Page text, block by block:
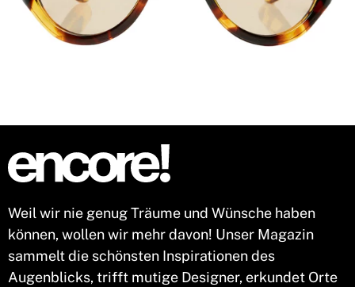
Weil wir nie genug Träume und Wünsche haben
können, wollen wir mehr davon! Unser Magazin
sammelt die schönsten Inspirationen des
Augenblicks, trifft mutige Designer, erkundet Orte